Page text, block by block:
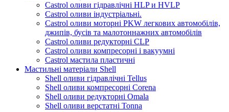
Castrol оливи гідравлічні HLP и HVLP
Castrol оливи індустріальні.
Castrol оливи моторні PKW легкових автомобілів,
джипів, бусів та малотоннажних автомобілів
Castrol оливи редукторні CLP
Castrol оливи компресорні і вакуумні
Castrol мастила пластичні
Мастильні матеріали Shell
Shell оливи гідравлічні Tellus
Shell оливи компресорні Corena
Shell оливи редукторні Omala
Shell оливи верстатні Tonna